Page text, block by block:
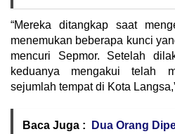
“Mereka ditangkap saat
menemukan beberapa kunci
mencuri Sepmor. Setelah
keduanya mengakui telah
sejumlah tempat di Kota
Baca Juga :
Dua Orang